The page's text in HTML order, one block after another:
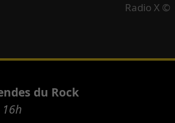
Radio X ©
du Rock